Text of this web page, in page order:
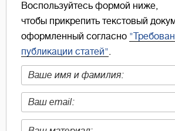
Воспользуйтесь формой ниже,
чтобы прикрепить текстовый
оформленный согласно
публикации статей".